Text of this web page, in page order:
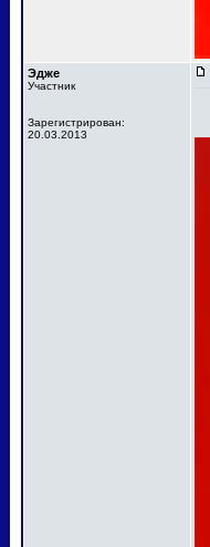
Эдже
Участник
Зарегистрирован:
20.03.2013